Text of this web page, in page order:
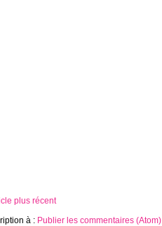
plus récent
à : Publier les commentaires (Atom)